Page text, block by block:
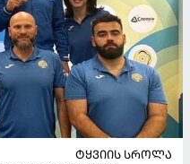
ᲢᲧᲕᲘᲘᲡ ᲡᲠᲝᲚᲐ